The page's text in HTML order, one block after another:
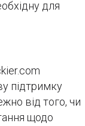
для
підтримку
від того, чи
щодо